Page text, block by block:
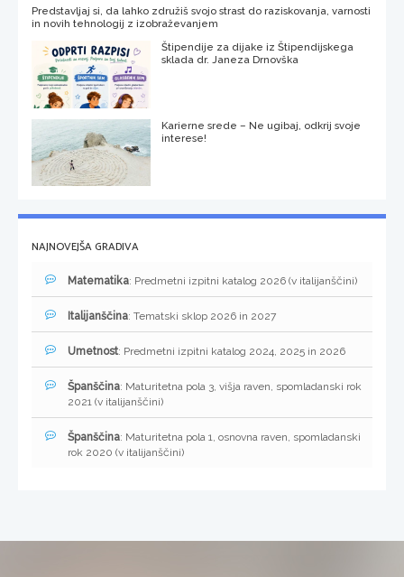
Predstavljaj si, da lahko združiš svojo strast do raziskovanja, varnosti
in novih tehnologij z izobraževanjem
Štipendije za dijake iz Štipendijskega
sklada dr. Janeza Drnovška
Karierne srede – Ne ugibaj, odkrij svoje
interese!
NAJNOVEJŠA GRADIVA
Matematika: Predmetni izpitni katalog 2026 (v italijanščini)
Italijanščina: Tematski sklop 2026 in 2027
Umetnost: Predmetni izpitni katalog 2024, 2025 in 2026
Španščina: Maturitetna pola 3, višja raven, spomladanski rok
2021 (v italijanščini)
Španščina: Maturitetna pola 1, osnovna raven, spomladanski
rok 2020 (v italijanščini)